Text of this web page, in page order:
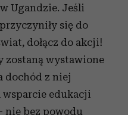
Ugandzie. Jeśli
się do
dołącz do akcji!
zostaną wystawione
dochód z niej
wsparcie edukacji
nie bez powodu